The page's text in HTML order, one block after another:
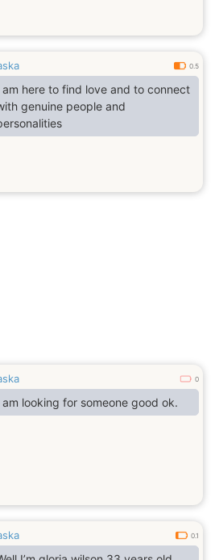
0.5
am here to find love and to connect
genuine people and
0
am looking for someone good ok.
0.1